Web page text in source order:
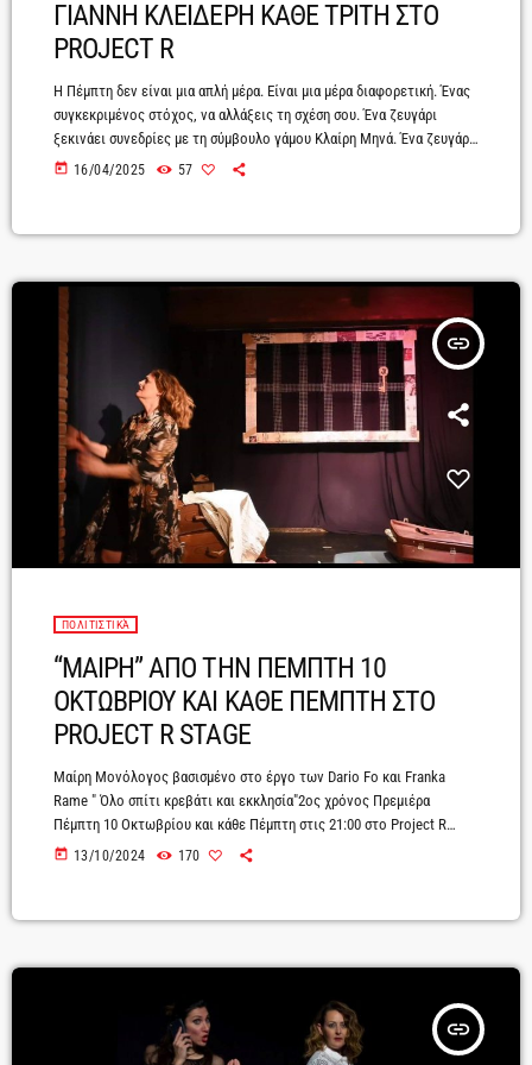
ΓΙΑΝΝΗ ΚΛΕΙΔΕΡΗ ΚΑΘΕ ΤΡΙΤΗ ΣΤΟ
PROJECT R
Η Πέμπτη δεν είναι μια απλή μέρα. Είναι μια μέρα διαφορετική. Ένας
συγκεκριμένος στόχος, να αλλάξεις τη σχέση σου. Ένα ζευγάρι
ξεκινάει συνεδρίες με τη σύμβουλο γάμου Κλαίρη Μηνά. Ένα ζευγάρι
που είναι πολύ λίγο καιρό μαζί κι όμως τα προβλήματα άρχισαν από
μυστικά. Ο Βαγγέλης και η Νεκταρία είναι […]
today 16/04/2025 57
insert_link
ΠΟΛΙΤΙΣΤΙΚΆ
“ΜΑΙΡΗ” ΑΠΟ ΤΗΝ ΠΕΜΠΤΗ 10
ΟΚΤΩΒΡΙΟΥ ΚΑΙ ΚΑΘΕ ΠΕΜΠΤΗ ΣΤΟ
PROJECT R STAGE
Μαίρη Μονόλογος βασισμένο στο έργο των Dario Fo και Franka
Rame " Όλο σπίτι κρεβάτι και εκκλησία"2ος χρόνος Πρεμιέρα
Πέμπτη 10 Οκτωβρίου και κάθε Πέμπτη στις 21:00 στο Project R
stage Λαγουμιτζή 32 στην Καλλιθέα.Τηλέφωνο κρατήσεων θέσεων
Αντρέας Αριστοτέλους Σκηνοθεσία Γιάννης Κλειδέρης Σκηνικά
Μπαλογιάννης Ηχογράφηση Γιάννης Κλειδέρης Graphic design
σκηνοθέτοι Δώρα Κοτσώνη - Αναστασία Καισίδη Λίγα λόγια […]
today 13/10/2024 170
insert_link